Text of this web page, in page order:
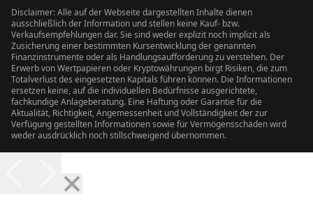
Disclaimer: Alle auf der Webseite dargestellten Inhalte dienen
ausschließlich der Information und stellen keine Kauf- bzw.
Verkaufsempfehlungen dar. Sie sind weder explizit noch implizit als
Zusicherung einer bestimmten Kursentwicklung der genannten
Finanzinstrumente oder als Handlungsaufforderung zu verstehen. Der
Erwerb von Wertpapieren oder Kryptowährungen birgt Risiken, die zum
Totalverlust des eingesetzten Kapitals führen können. Die Informationen
ersetzen keine, auf die individuellen Bedürfnisse ausgerichtete,
fachkundige Anlageberatung. Eine Haftung oder Garantie für die
Aktualität, Richtigkeit, Angemessenheit und Vollständigkeit der zur
Verfügung gestellten Informationen sowie für Vermögensschäden wird
weder ausdrücklich noch stillschweigend übernommen.